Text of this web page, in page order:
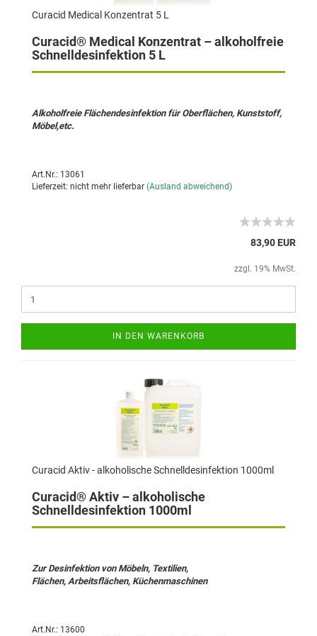
Curacid Medical Konzentrat 5 L
Curacid® Medical Konzentrat – alkoholfreie
Schnelldesinfektion 5 L
Alkoholfreie Flächendesinfektion für Oberflächen, Kunststoff,
Möbel,etc.
Art.Nr.: 13061
Lieferzeit: nicht mehr lieferbar (Ausland abweichend)
83,90 EUR
zzgl. 19% MwSt.
IN DEN WARENKORB
Curacid Aktiv - alkoholische Schnelldesinfektion 1000ml
Curacid® Aktiv – alkoholische
Schnelldesinfektion 1000ml
Zur Desinfektion von Möbeln, Textilien,
Flächen, Arbeitsflächen, Küchenmaschinen
Art.Nr.: 13600